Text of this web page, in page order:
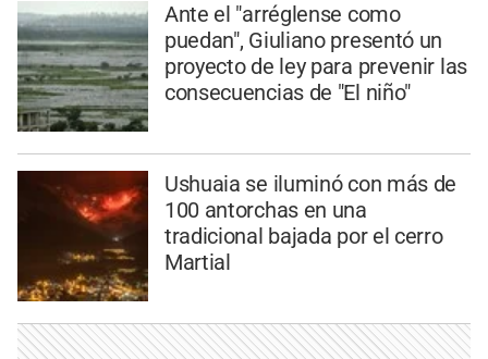
Ante el "arréglense como
puedan", Giuliano presentó un
proyecto de ley para prevenir las
consecuencias de "El niño"
Ushuaia se iluminó con más de
100 antorchas en una
tradicional bajada por el cerro
Martial